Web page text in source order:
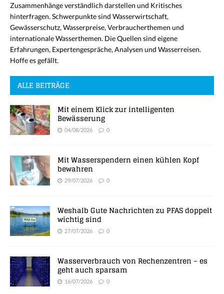
Zusammenhänge verständlich darstellen und Kritisches
hinterfragen. Schwerpunkte sind Wasserwirtschaft,
Gewässerschutz, Wasserpreise, Verbraucherthemen und
internationale Wasserthemen. Die Quellen sind eigene
Erfahrungen, Expertengespräche, Analysen und Wasserreisen.
Hoffe es gefällt.
ALLE BEITRÄGE
Mit einem Klick zur intelligenten
Bewässerung
04/08/2026 0
Mit Wasserspendern einen kühlen Kopf
bewahren
29/07/2026 0
Weshalb Gute Nachrichten zu PFAS doppelt
wichtig sind
27/07/2026 0
Wasserverbrauch von Rechenzentren – es
geht auch sparsam
16/07/2026 0